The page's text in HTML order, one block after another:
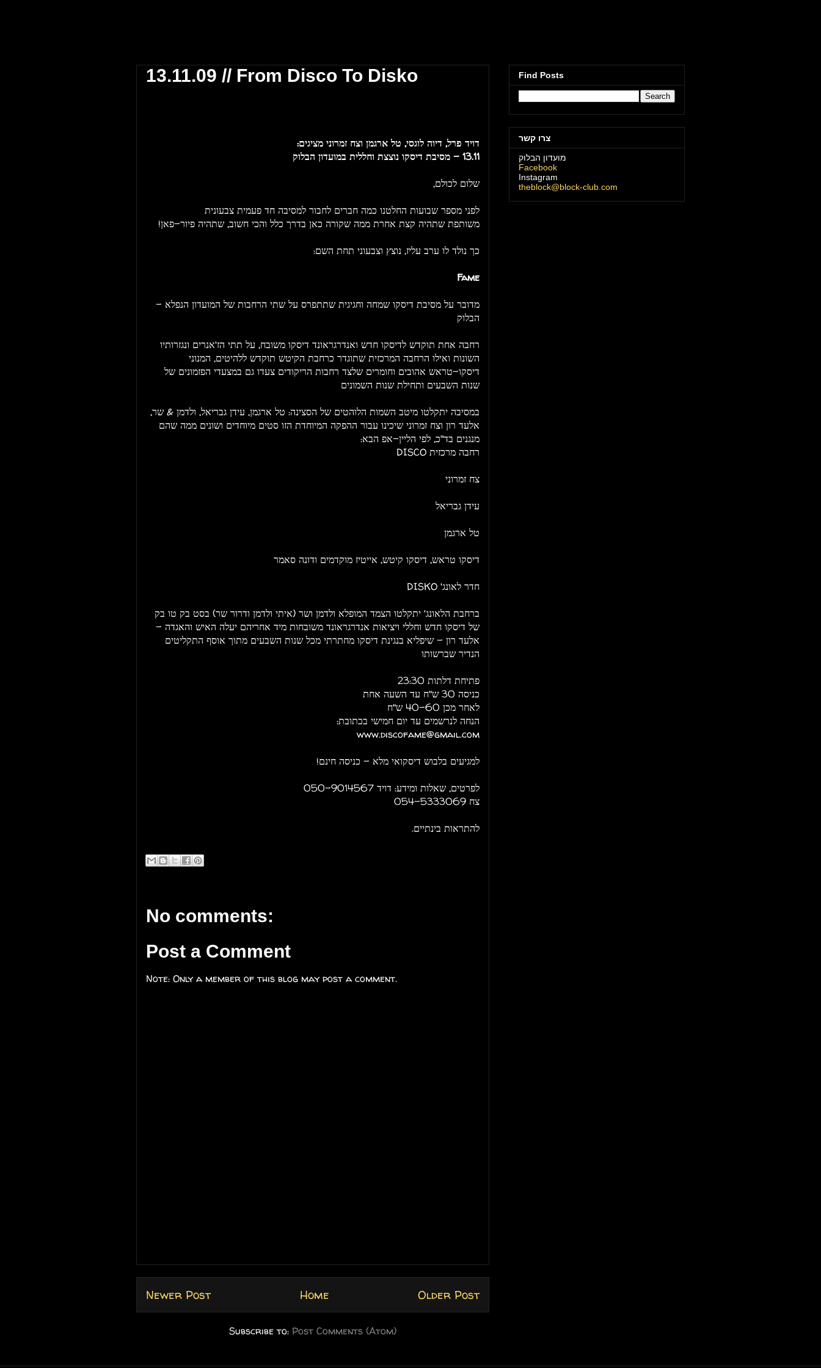
13.11.09 // From Disco To Disko
דויד פרל, דיוה לוגסי, טל ארגמן וצח זמרוני מציגים:
13.11 - מסיבת דיסקו נוצצת וחללית במועדון הבלוק
שלום לכולם,
לפני מספר שבועות החלטנו כמה חברים לחבור למסיבה חד פעמית צבעונית
משותפת שתהיה קצת אחרת ממה שקורה כאן בדרך כלל והכי חשוב, שתהיה פיור-פאן!
כך נולד לו ערב עליז, נוצץ וצבעוני תחת השם:
Fame
מדובר על מסיבת דיסקו שמחה וחגיגית שתתפרס על שתי הרחבות של המועדון הנפלא -
הבלוק
רחבה אחת תוקדש לדיסקו חדש ואנדרגראונד דיסקו משובח, על תתי הז'אנרים ונגזרותיו
השונות ואילו הרחבה המרכזית שתוגדר כרחבת הקיטש תוקדש ללהיטים, המנוני
דיסקו-טראש אהובים וחומרים שלצד רחבות הריקודים צעדו גם במצעדי הפזמונים של
שנות השבעים ותחילת שנות השמונים
במסיבה יתקלטו מיטב השמות הלוהטים של הסצינה: טל ארגמן, עידן גבריאל, ולדמן & שר,
אלעד רון וצח זמרוני שיכינו עבור ההפקה המיוחדת הזו סטים מיוחדים ושונים ממה שהם
מנגנים בד"כ, לפי הליין-אפ הבא:
רחבה מרכזית DISCO
צח זמרוני
עידן גבריאל
טל ארגמן
דיסקו טראש, דיסקו קיטש, אייטיז מוקדמים ודונה סאמר
חדר לאונג' DISKO
ברחבת הלאונג' יתקלטו הצמד המופלא ולדמן ושר (איתי ולדמן ודרור שר) בסט בק טו בק
של דיסקו חדש וחללי ויציאות אנדרגראונד משובחות מיד אחריהם יעלה האיש והאגדה -
אלעד רון - שיפליא בנגינת דיסקו מחתרתי מכל שנות השבעים מתוך אוסף התקליטים
הנדיר שברשותו
פתיחת דלתות 23:30
כניסה 30 ש"ח עד השעה אחת
לאחר מכן 40-60 ש"ח
הנחה לנרשמים עד יום חמישי בכתובת:
www.discofame@gmail.com
למגיעים בלבוש דיסקואי מלא - כניסה חינם!
לפרטים, שאלות ומידע: דויד 050-9014567
צח 054-5333069
להתראות בינתיים.
No comments:
Post a Comment
Note: Only a member of this blog may post a comment.
Newer Post Older Post
Home
Subscribe to: Post Comments (Atom)
Find Posts
צרו קשר
מועדון הבלוק
Facebook
Instagram
theblock@block-club.com